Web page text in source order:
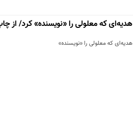
هدیه‌ای که معلولی را «نویسنده» کرد/ از
هدیه‌ای که معلولی را «نویسنده»